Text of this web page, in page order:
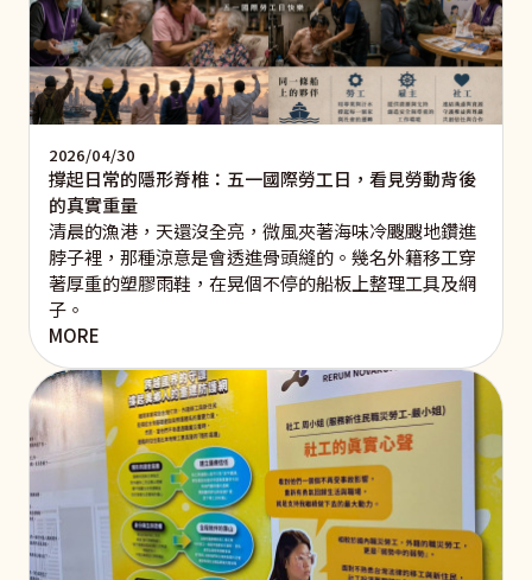
2026/04/30
撐起日常的隱形脊椎：五一國際勞工日，看見勞動背後
的真實重量
清晨的漁港，天還沒全亮，微風夾著海味冷颼颼地鑽進
脖子裡，那種涼意是會透進骨頭縫的。幾名外籍移工穿
著厚重的塑膠雨鞋，在晃個不停的船板上整理工具及網
子。
MORE